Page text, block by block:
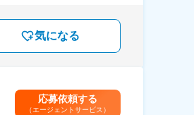
気になる
応募依頼する
（エージェントサービス）